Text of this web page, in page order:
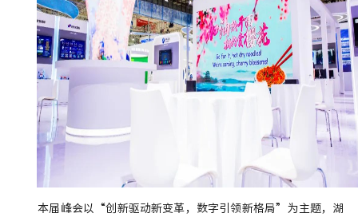
本届峰会以
“创新驱动新变革，数字引领新格局”为主题，湖